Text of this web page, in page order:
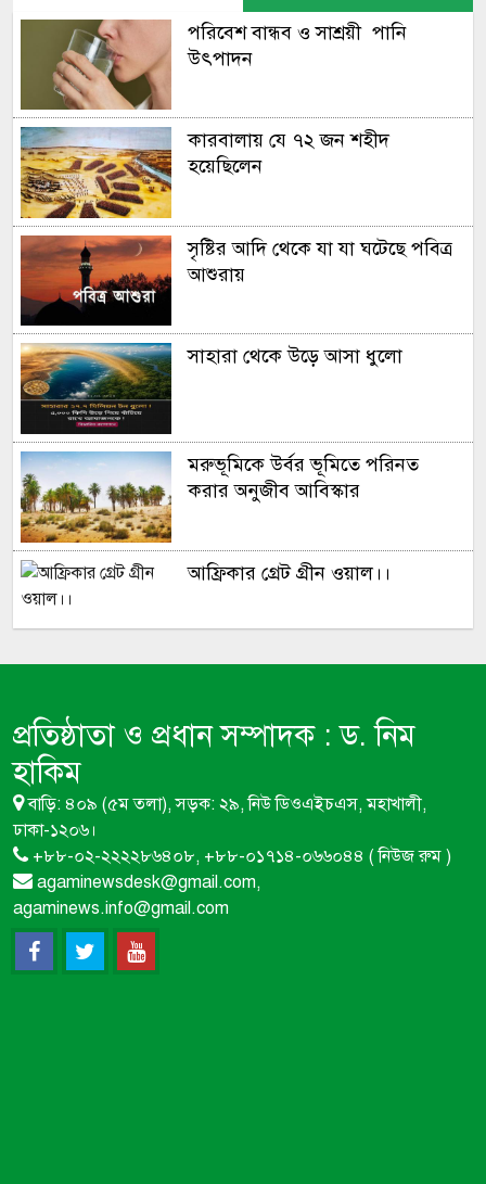
বিধ্বংসী সেঞ্চুরিতে রেকর্ডবুকে
তানজিদ তামিম
মাথায় আঘাত পেয়ে হাসপাতালে
মুস্তাফিজ
এবার টি-টোয়েন্টি ক্রিকেটে বিদায়ের
ক্ষণ জানালেন ওয়ার্নার
পরিবেশ বান্ধব ও সাশ্রয়ী পানি
উৎপাদন
কারবালায় যে ৭২ জন শহীদ
হয়েছিলেন
সৃষ্টির আদি থেকে যা যা ঘটেছে পবিত্র
আশুরায়
সাহারা থেকে উড়ে আসা ধুলো
মরুভূমিকে উর্বর ভূমিতে পরিনত
করার অনুজীব আবিস্কার
আফ্রিকার গ্রেট গ্রীন ওয়াল।।
তৃতীয়াংশ খাদ্যশস্য উৎপাদন বন্ধ হয়ে
যেতে পারে
ন্যাশনাল এপি কালচার ফাউন্ডেশন
বাংলাদেশ নামে মৌচাষীদের সাথে
প্রতিষ্ঠাতা ও প্রধান সম্পাদক :ড. নিম
হাকিম
বাড়ি: ৪০৯ (৫ম তলা), সড়ক: ২৯, নিউ ডিওএইচএস, মহাখালী,
ঢাকা-১২০৬।
+৮৮-০২-২২২২৮৬৪০৮, +৮৮-০১৭১৪-০৬৬০৪৪ ( নিউজ রুম )
agaminewsdesk@gmail.com,
agaminews.info@gmail.com